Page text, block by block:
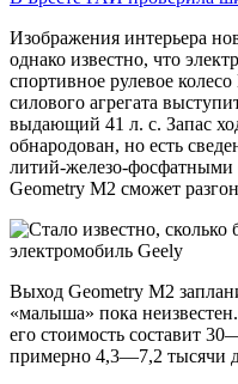
Изображения интерьера
однако известно, что
спортивное рулевое
силового агрегата
выдающий 41 л. с. Запас
обнародован, но есть
литий-железо-фосфатными
Geometry M2 сможет
Выход Geometry M2
«малыша» пока
его стоимость составит
примерно 4,3—7,2 тысячи